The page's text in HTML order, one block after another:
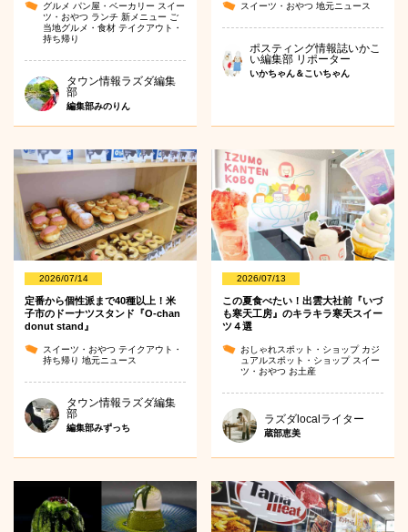
グルメ パン屋・ベーカリー スイー
ツ・おやつ ランチ 新メニュー ご
当地グルメ・食材 テイクアウト・
持ち帰り
タウン情報ラズダ編集
部
編集部みのりん
スイーツ・おやつ地元ニュース
ポスティング情報誌いかこ
い編集部 リポーター
いかちゃん＆こいちゃん
2026/07/14
定番から個性派まで40種以上！米
子市のドーナツスタンド『O-chan
donut stand』
スイーツ・おやつ テイクアウト・
持ち帰り 地元ニュース
タウン情報ラズダ編集
部
編集部みずっち
2026/07/13
この夏食べたい！出雲大社前『いづ
も寒天工房』のキラキラ寒天スイー
ツ４選
おしゃれスポット・ショップ カジ
ュアルスポット・ショップ スイー
ツ・おやつ お土産
ラズダlocalライター
蔵部恵美